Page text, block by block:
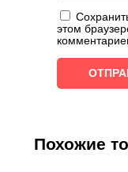
этом
Похожие